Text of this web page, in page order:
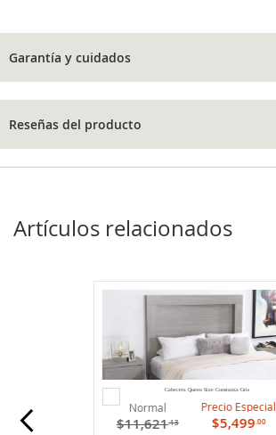
Garantía y cuidados
Reseñas del producto
Artículos relacionados
Cabecera Queen Size Constanza Gris
Normal
$11,621.13
Precio Especial
$5,499.00
carrito